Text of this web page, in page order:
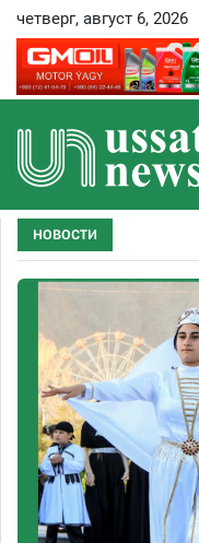
четверг, август 6, 2026
НОВОСТИ